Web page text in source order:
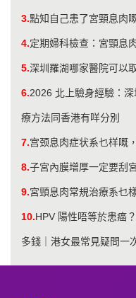
3.點知自己患了宮頸息肉
4.定期婦科檢查：宮頸息
5.深圳羅湖哪家醫院可以
6.2026 北上驗身經驗：
療方法同香港有咩分別
7.宫颈息肉症状系乜样嘅
8.子宮內膜增厚一定要刮
9.宮頸息肉常規治療系乜
10.HPV 陽性唔等於患癌
多錢｜港女最常見疑問一